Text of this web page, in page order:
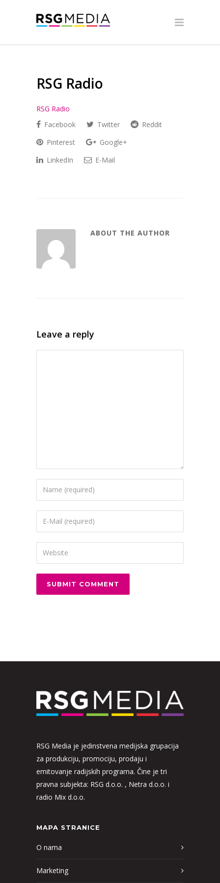
RSG Radio
RSG Radio
Facebook
Twitter
Reddit
Pinterest
Google+
LinkedIn
E-Mail
ABOUT THE AUTHOR
Leave a reply
RSG Media je jedinstvena medijska grupacija
za produkciju, promociju, prodaju i
emitovanje radijskih programa. Čine je tri
pravna subjekta: RSG d.o.o. , Netra d.o.o. i
radio Mix d.o.o.
MAPA STRANICE
O nama
Marketing